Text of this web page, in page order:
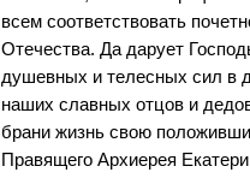
всем соответствовать
Отечества. Да дарует
душевных и телесных сил в
наших славных отцов и
брани жизнь свою
Правящего Архиерея